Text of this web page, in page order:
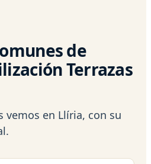
de
Terrazas
vemos en Llíria, con su